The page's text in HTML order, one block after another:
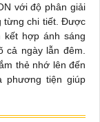
với độ phân giải
từng chi tiết. Được
kết hợp ánh sáng
cả ngày lẫn đêm.
thẻ nhớ lên đến
phương tiện giúp